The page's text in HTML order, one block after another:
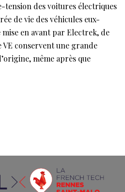
tension des voitures électriques
de vie des véhicules eux-
mise en avant par Electrek, de
VE conservent une grande
même après que